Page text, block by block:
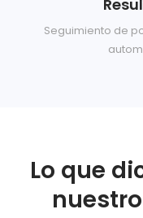
Seguimiento de
Lo que
“Desde que